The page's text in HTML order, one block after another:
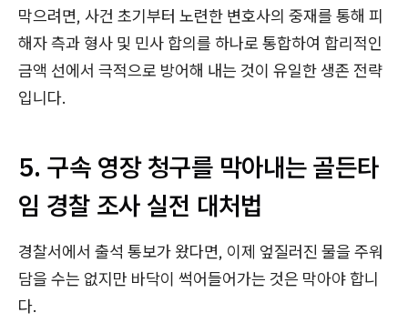
막으려면, 사건 초기부터 노련한 변호사의 중재를 통해 피
해자 측과 형사 및 민사 합의를 하나로 통합하여 합리적인
금액 선에서 극적으로 방어해 내는 것이 유일한 생존 전략
입니다.
5. 구속 영장 청구를 막아내는 골든타
임 경찰 조사 실전 대처법
경찰서에서 출석 통보가 왔다면, 이제 엎질러진 물을 주워
담을 수는 없지만 바닥이 썩어들어가는 것은 막아야 합니
다.